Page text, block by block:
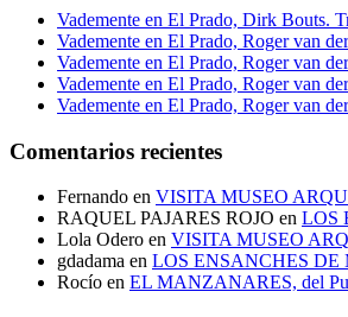
Vademente en El Prado, Dirk Bouts.
Vademente en El Prado, Roger van
Vademente en El Prado, Roger van
Vademente en El Prado, Roger van
Vademente en El Prado, Roger van
Comentarios recientes
Fernando en VISITA MUSEO
RAQUEL PAJARES ROJO en LOS
Lola Odero en VISITA MUSEO
gdadama en LOS ENSANCHES DE
Rocío en EL MANZANARES, del